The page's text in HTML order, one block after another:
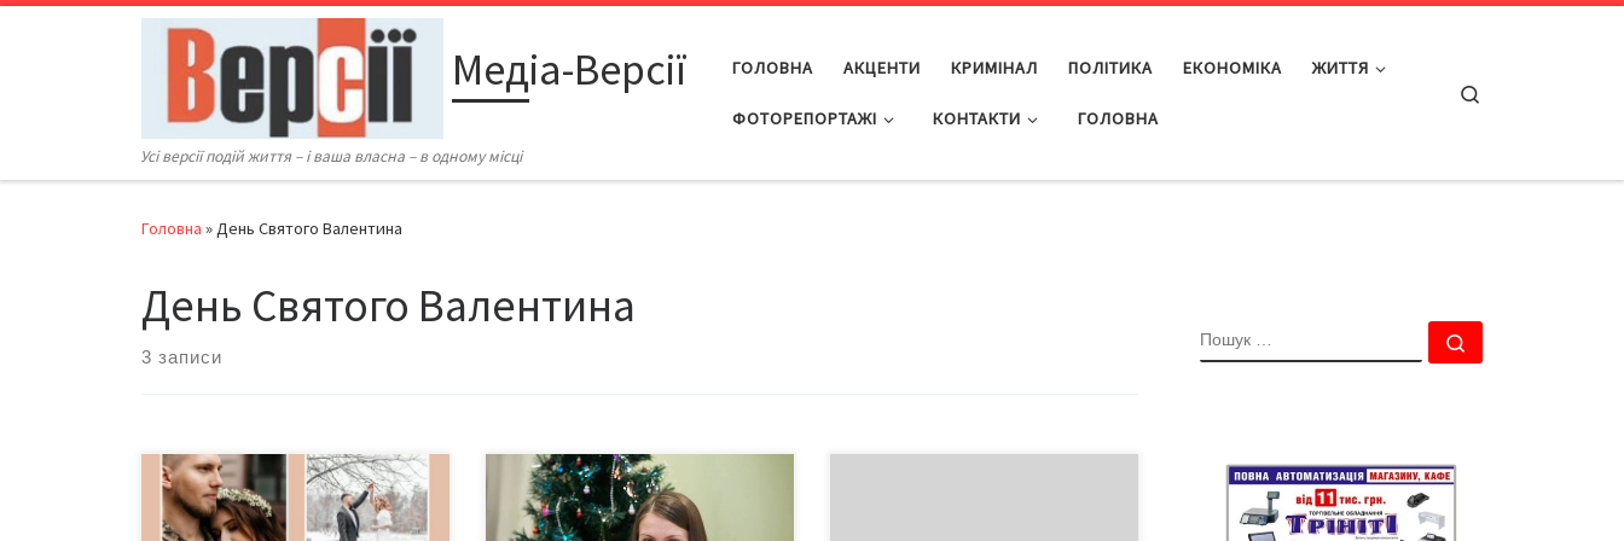
Перейти до вмісту
Медіа-Версії
Усі версії подій життя – і ваша власна – в одному місці
ГОЛОВНА АКЦЕНТИ КРИМІНАЛ ПОЛІТИКА ЕКОНОМІКА ЖИТТЯ
ФОТОРЕПОРТАЖІ КОНТАКТИ ГОЛОВНА
Головна »День Святого Валентина
День Святого Валентина
3 записи
Завтра, 14 лютого 2023 року,
окремі відділи ДРАЦС
працюватимуть з 08:00 до 20:00,
«Сьогодні дуже часто пропонується
певна карикатура на це свято»
Вікарій чернівецького костелу
ПОШУК